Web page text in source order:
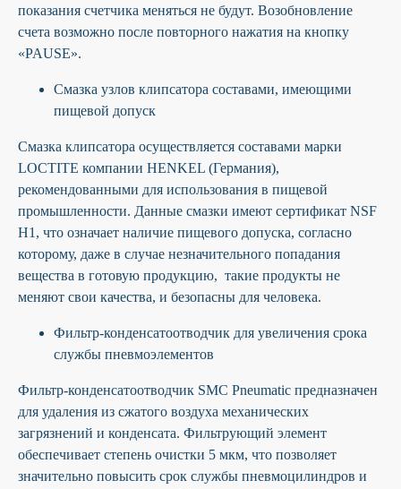
показания счетчика меняться не будут. Возобновление
счета возможно после повторного нажатия на кнопку
«PAUSE».
Смазка узлов клипсатора составами, имеющими
пищевой допуск
Смазка клипсатора осуществляется составами марки
LOCTITE компании HENKEL (Германия),
рекомендованными для использования в пищевой
промышленности. Данные смазки имеют сертификат NSF
H1, что означает наличие пищевого допуска, согласно
которому, даже в случае незначительного попадания
вещества в готовую продукцию, такие продукты не
меняют свои качества, и безопасны для человека.
Фильтр-конденсатоотводчик для увеличения срока
службы пневмоэлементов
Фильтр-конденсатоотводчик SMC Pneumatic предназначен
для удаления из сжатого воздуха механических
загрязнений и конденсата. Фильтрующий элемент
обеспечивает степень очистки 5 мкм, что позволяет
значительно повысить срок службы пневмоцилиндров и